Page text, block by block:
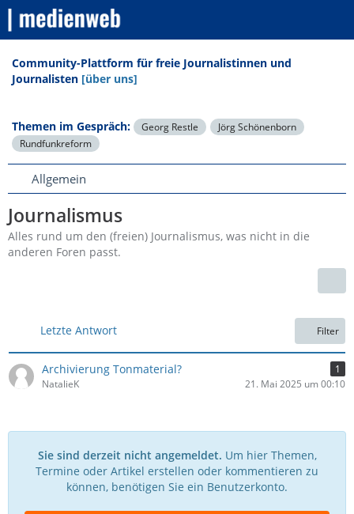
Community-Plattform für freie Journalistinnen und
Journalisten [über uns]
Themen im Gespräch: Georg Restle
Jörg Schönenborn
Rundfunkreform
Allgemein
Journalismus
Alles rund um den (freien) Journalismus, was nicht in die
anderen Foren passt.
Letzte Antwort Filter
Archivierung Tonmaterial?
1
NatalieK
21. Mai 2025 um 00:10
Sie sind derzeit nicht angemeldet. Um hier Themen,
Termine oder Artikel erstellen oder kommentieren zu
können, benötigen Sie ein Benutzerkonto.